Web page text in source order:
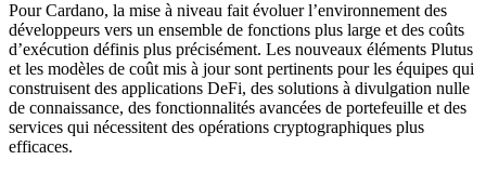
Pour Cardano, la mise à niveau fait évoluer l’environnement des
développeurs vers un ensemble de fonctions plus large et des coûts
d’exécution définis plus précisément. Les nouveaux éléments Plutus
et les modèles de coût mis à jour sont pertinents pour les équipes qui
construisent des applications DeFi, des solutions à divulgation nulle
de connaissance, des fonctionnalités avancées de portefeuille et des
services qui nécessitent des opérations cryptographiques plus
efficaces.